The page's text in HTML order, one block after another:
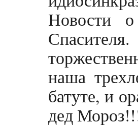
Новости
наша
батуте, и
дед